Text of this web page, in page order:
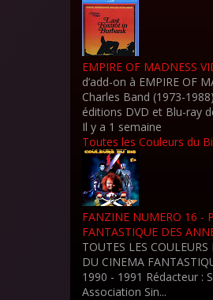
EMPIRE OF MADNESS
d’add-on à EMPIRE OF
Charles Band (1973-
éditions DVD et Blu-ray
Il y a 1 semaine
Toutes les Couleurs du
FANZINE NUMERO 16 -
FANTASTIQUE DES
TOUTES LES
DU CINEMA
1990 - 1991 Rédacteur :
Association Sin...